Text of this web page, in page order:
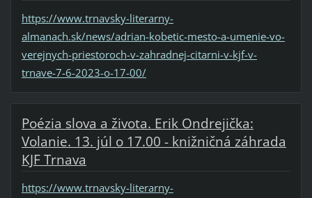
https://www.trnavsky-literarny-
almanach.sk/news/adrian-kobetic-mesto-a-umenie-vo-
verejnych-priestoroch-v-zahradnej-citarni-v-kjf-v-
trnave-7-6-2023-o-17-00/
Poézia slova a života. Erik Ondrejička:
Volanie. 13. júl o 17.00 - knižničná záhrada
KJF Trnava
https://www.trnavsky-literarny-